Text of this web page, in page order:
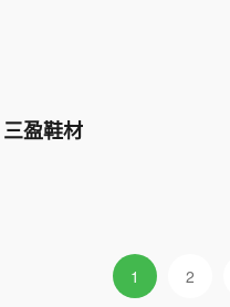
三盈鞋材
1 2